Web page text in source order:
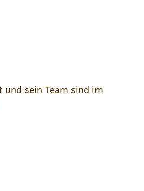
und sein Team sind im